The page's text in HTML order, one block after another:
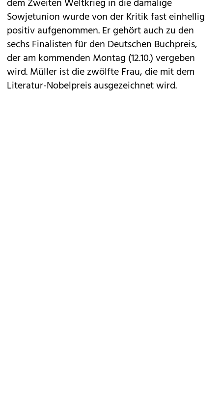
dem Zweiten Weltkrieg in die damalige
Sowjetunion wurde von der Kritik fast einhellig
positiv aufgenommen. Er gehört auch zu den
sechs Finalisten für den Deutschen Buchpreis,
der am kommenden Montag (12.10.) vergeben
wird. Müller ist die zwölfte Frau, die mit dem
Literatur-Nobelpreis ausgezeichnet wird.